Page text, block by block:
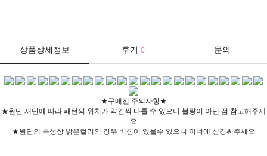
상품상세정보 후기0 문의
★구매전 주의사항★
★원단 재단에 따라 패턴의 위치가 약간씩 다를 수 있으니 불량이 아닌 점 참고해주세
요
★원단의 특성상 밝은컬러의 경우 비침이 있을수 있으니 이너에 신경써주세요